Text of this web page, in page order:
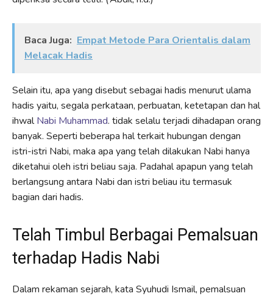
Baca Juga: Empat Metode Para Orientalis dalam
Melacak Hadis
Selain itu, apa yang disebut sebagai hadis menurut ulama
hadis yaitu, segala perkataan, perbuatan, ketetapan dan hal
ihwalNabi Muhammad. tidak selalu terjadi dihadapan orang
banyak. Seperti beberapa hal terkait hubungan dengan
istri-istri Nabi, maka apa yang telah dilakukan Nabi hanya
diketahui oleh istri beliau saja. Padahal apapun yang telah
berlangsung antara Nabi dan istri beliau itu termasuk
bagian dari hadis.
Telah Timbul Berbagai Pemalsuan
terhadap Hadis Nabi
Dalam rekaman sejarah, kata Syuhudi Ismail, pemalsuan